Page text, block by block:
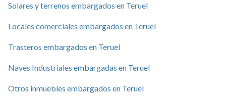
Solares y terrenos embargados en Teruel
Locales comerciales embargados en Teruel
Trasteros embargados en Teruel
Naves Industriales embargadas en Teruel
Otros inmuebles embargados en Teruel